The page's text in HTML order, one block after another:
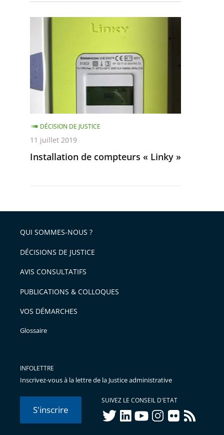
compteurs
Linky
»
Installation de compteurs « Linky »
DÉCISION DE JUSTICE
11 juillet 2019
QUI SOMMES-NOUS ?
DÉCISIONS DE JUSTICE
AVIS CONSULTATIFS
PUBLICATIONS & COLLOQUES
VOS DÉMARCHES
Glossaire
INFOLETTRE
Inscrivez-vous à la lettre de la Justice administrative
S'inscrire
SUIVEZ LE CONSEIL D'ETAT
twitterlinkedInyoutubeinstagram
flickr rss